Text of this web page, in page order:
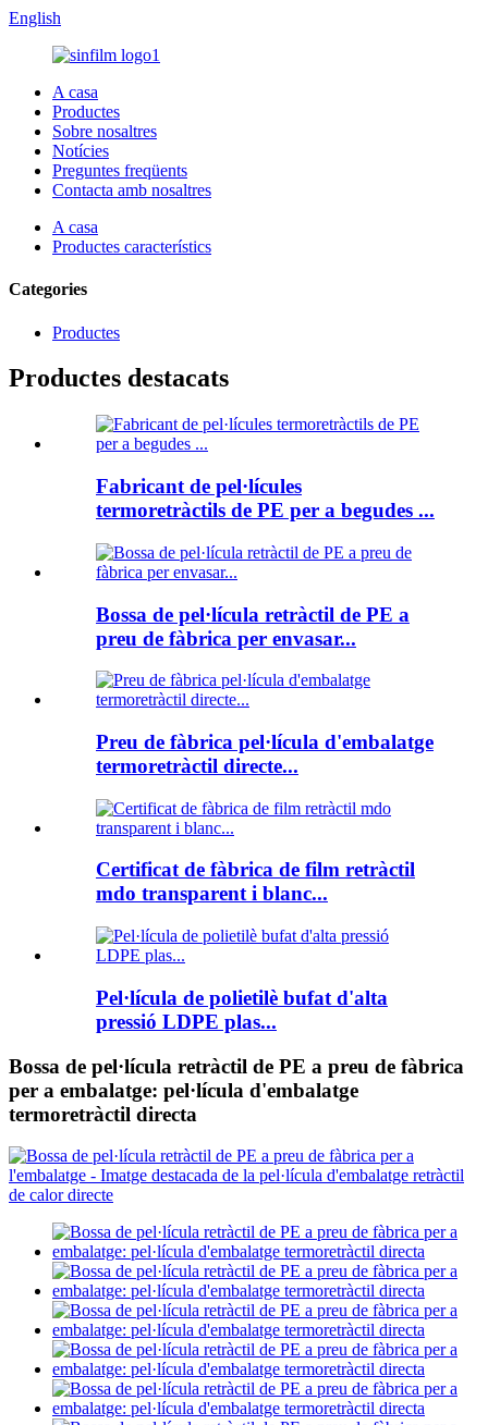
English
A casa
Productes
Sobre nosaltres
Notícies
Preguntes freqüents
Contacta amb nosaltres
A casa
Productes característics
Categories
Productes
Productes destacats
Fabricant de pel·lícules
termoretràctils de PE per a begudes ...
Bossa de pel·lícula retràctil de PE a
preu de fàbrica per envasar...
Preu de fàbrica pel·lícula d'embalatge
termoretràctil directe...
Certificat de fàbrica de film retràctil
mdo transparent i blanc...
Pel·lícula de polietilè bufat d'alta
pressió LDPE plas...
Bossa de pel·lícula retràctil de PE a preu de fàbrica
per a embalatge: pel·lícula d'embalatge
termoretràctil directa